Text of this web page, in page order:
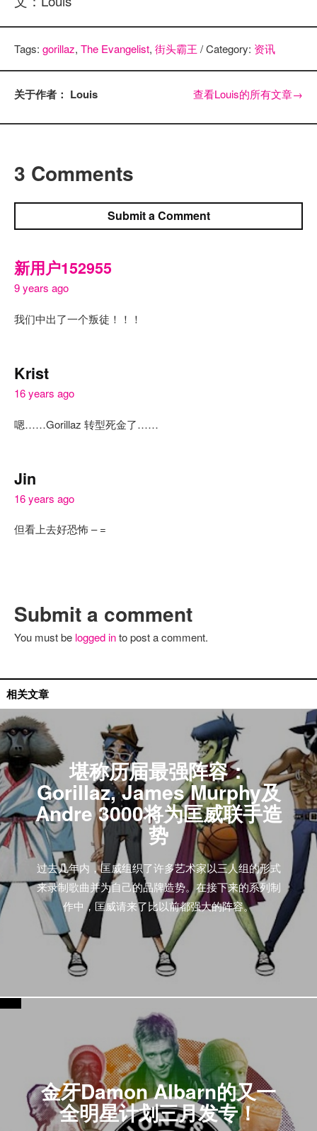
Tags: gorillaz, The Evangelist, 街头霸王 / Category: 资讯
关于作者： Louis 查看Louis的所有文章→
3 Comments
Submit a Comment
新用户152955
9 years ago
我们中出了一个叛徒！！！
Krist
16 years ago
嗯……Gorillaz 转型死金了……
Jin
16 years ago
但看上去好恐怖 – =
Submit a comment
You must be logged into post a comment.
相关文章
堪称历届最强阵容：
Gorillaz, James Murphy及
Andre 3000将为匡威联手造
势
过去几年内，匡威组织了许多艺术家以三人组的形式
来录制歌曲并为自己的品牌造势。在接下来的系列制
作中，匡威请来了比以前都强大的阵容。
金牙Damon Albarn的又一
全明星计划三月发专！